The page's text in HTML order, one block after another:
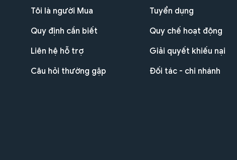
Tôi là người Mua
Quy định cần biết
Liên hệ hỗ trợ
Câu hỏi thường gặp
Tuyển dụng
Quy chế hoạt động
Giải quyết khiếu nại
Đối tác - chi nhánh